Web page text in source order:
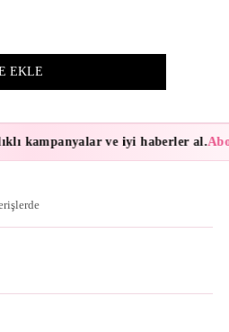
kampanyalar ve iyi haberler al.